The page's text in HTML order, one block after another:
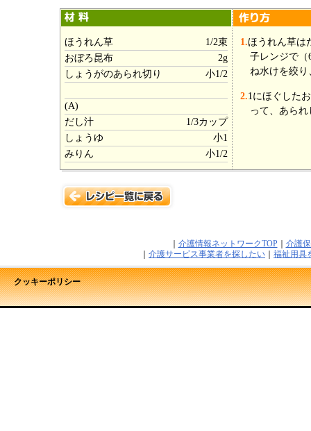
ほうれん草
1/2束
おぼろ昆布
2g
しょうがのあられ切り
小1/2
(A)
だし汁
1/3カップ
しょうゆ
小1
みりん
小1/2
1.ほうれん草は
子レンジで（
ね水けを絞り
2.1にほぐした
って、あら
介護情報ネットワークTOP｜ 介護
介護サービス事業者を探したい 福祉用具
クッキーポリシー